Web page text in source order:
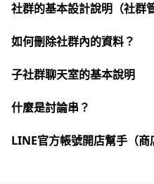
社群的基本設計說明（社群
如何刪除社群內的資料？
子社群聊天室的基本說明
什麼是討論串？
LINE官方帳號開店幫手（